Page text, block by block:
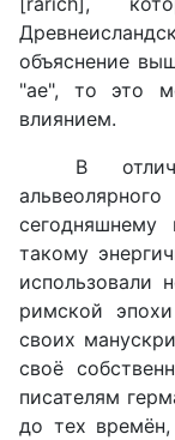
объяснение
"ae", то это
влиянием.
В
сегодняшнему
такому
использовали
римской
своих
своё
писателям
до тех